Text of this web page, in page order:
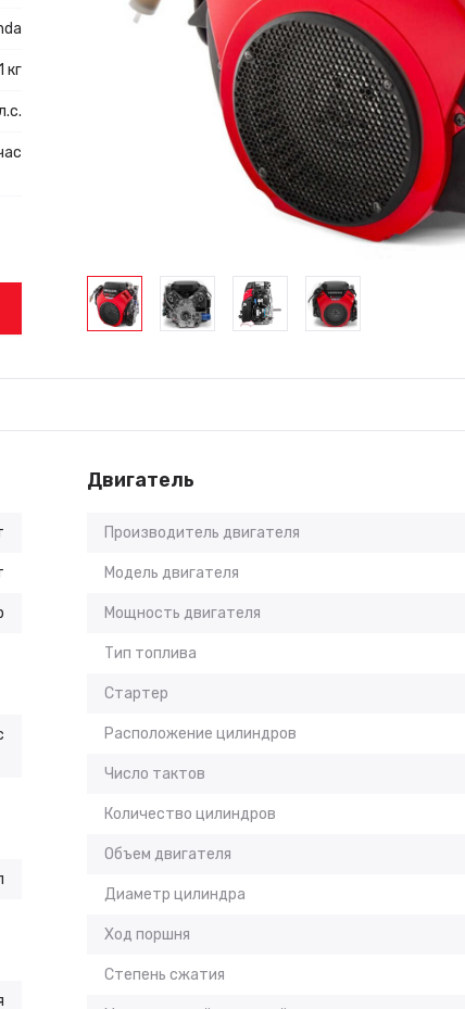
кг
Двигатель
Производитель двигателя
Модель двигателя
Мощность двигателя
Тип топлива
Стартер
Расположение цилиндров
Число тактов
Количество цилиндров
Объем двигателя
Диаметр цилиндра
Ход поршня
Степень сжатия